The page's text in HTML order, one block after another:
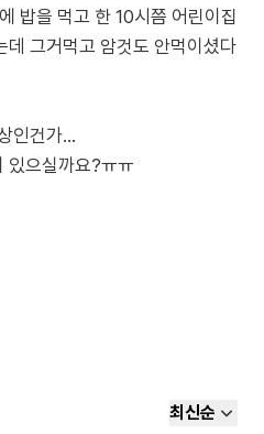
밥을 먹고 한 10시쯤 어린이집
데 그거먹고 암것도 안먹이셨다
인건가...
있으실까요?ㅠㅠ
최신순